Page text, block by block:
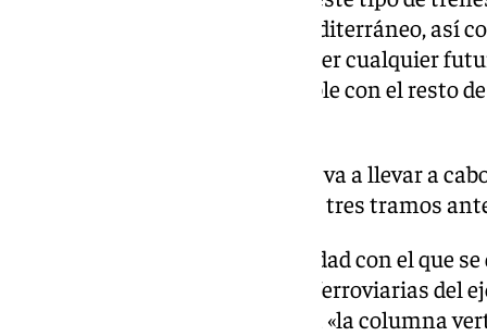
continuidad por el Corredor Mediterráneo, así
específicos que deberá «satisfacer cualquier
Granada para que sea compatible con el resto
En este contrato de servicios se va a llevar a
que analizará el conjunto de los tres tramos
Se trata de un estudio de viabilidad con el que
integral a todas las cuestiones ferroviarias del
que transformará y conformará «la columna